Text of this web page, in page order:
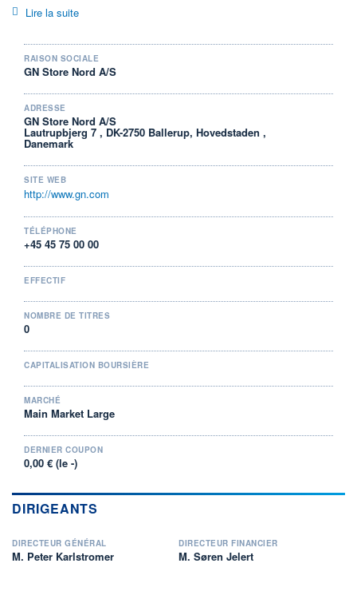
VALORISATION
BAISSE
0,000
RENDEMENT
ESTIMÉ 2026
-
PER ESTIMÉ
DERNIER
0,00 EUR
PROCHAIN
-
ÉLIGIBILITÉ
- aides auditives et instruments de diagnostic (43%) :
Interton et ReSound Forte).
La répartition géographique du CA est la suivante : Europe
(40,2%), Amérique du Nord (38,6%) et autres (21,2%).
Lire la suite
RAISON SOCIALE
GN Store Nord A/S
ADRESSE
GN Store Nord A/S
Lautrupbjerg 7 , DK-2750 Ballerup, Hovedstaden ,
Danemark
SITE WEB
http://www.gn.com
TÉLÉPHONE
+45 45 75 00 00
EFFECTIF
NOMBRE DE TITRES
0
CAPITALISATION BOURSIÈRE
MARCHÉ
Main Market Large
DERNIER COUPON
0,00 € (le -)
DIRIGEANTS
DIRECTEUR GÉNÉRAL
M. Peter Karlstromer
DIRECTEUR FINANCIER
M. Søren Jelert